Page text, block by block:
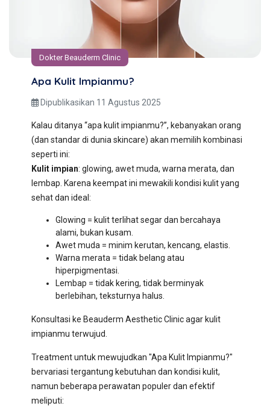
Dokter Beauderm Clinic
Apa Kulit Impianmu?
Dipublikasikan 11 Agustus 2025
Kalau ditanya “apa kulit impianmu?”, kebanyakan orang
(dan standar di dunia skincare) akan memilih kombinasi
seperti ini:
Kulit impian: glowing, awet muda, warna merata, dan
lembap. Karena keempat ini mewakili kondisi kulit yang
sehat dan ideal:
Glowing = kulit terlihat segar dan bercahaya
alami, bukan kusam.
Awet muda = minim kerutan, kencang, elastis.
Warna merata = tidak belang atau
hiperpigmentasi.
Lembap = tidak kering, tidak berminyak
berlebihan, teksturnya halus.
Konsultasi ke Beauderm Aesthetic Clinic agar kulit
impianmu terwujud.
Treatment untuk mewujudkan "Apa Kulit Impianmu?"
bervariasi tergantung kebutuhan dan kondisi kulit,
namun beberapa perawatan populer dan efektif
meliputi: